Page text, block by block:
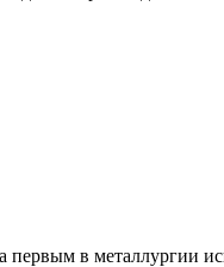
первым в металлургии